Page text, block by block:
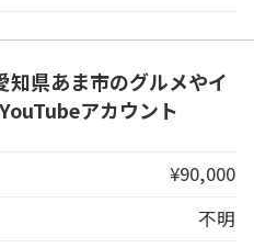
知県あま市のグルメやイ
アカウント
¥90,000
不明